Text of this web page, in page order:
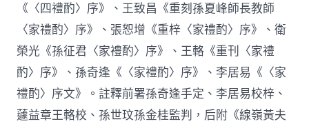
《〈四禮酌〉序》、王致昌《重刻孫夏峰師長教師
〈家禮酌〉序》、張恕增《重梓〈家禮酌〉序》、衛
榮光《孫征君〈家禮酌〉序》、王輅《重刊〈家禮
酌〉序》、孫奇逢《〈家禮酌〉序》、李居易《〈家
禮酌〉序文》。註釋前署孫奇逢手定、李居易校梓、
蘧益章王輅校、孫世玟孫金桂監判，后附《線嶺黃夫